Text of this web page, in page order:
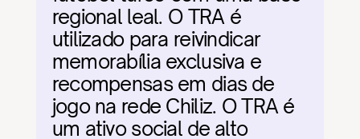
regional leal. O TRA é
utilizado para reivindicar
memorabília exclusiva e
recompensas em dias de
jogo na rede Chiliz. O TRA é
um ativo social de alto